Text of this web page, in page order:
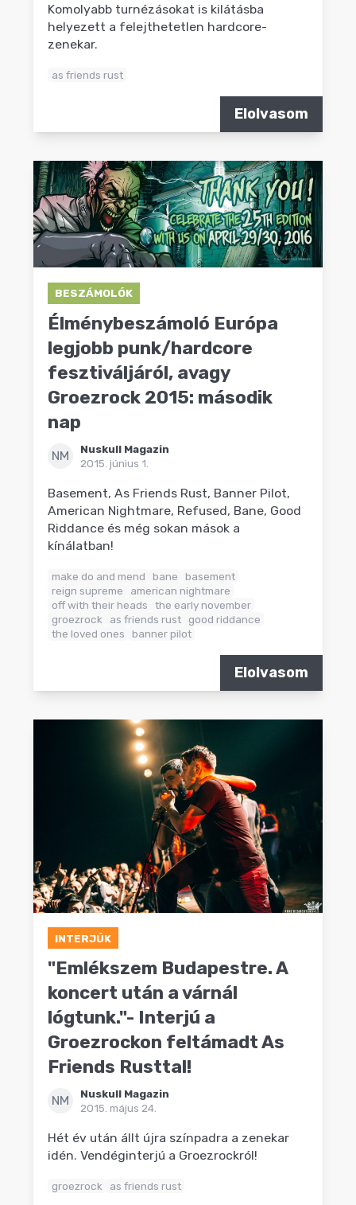
Komolyabb turnézásokat is kilátásba
helyezett a felejthetetlen hardcore-
zenekar.
as friends rust
Elolvasom
BESZÁMOLÓK
Élménybeszámoló Európa
legjobb punk/hardcore
fesztiváljáról, avagy
Groezrock 2015: második
nap
NM
Nuskull Magazin
2015. június 1.
Basement, As Friends Rust, Banner Pilot,
American Nightmare, Refused, Bane, Good
Riddance és még sokan mások a
kínálatban!
make do and mend bane
basement
reign supreme
american nightmare
off with their heads
the early november
groezrock
as friends rust
good riddance
the loved ones
banner pilot
Elolvasom
INTERJÚK
"Emlékszem Budapestre. A
koncert után a várnál
lógtunk."- Interjú a
Groezrockon feltámadt As
Friends Rusttal!
NM
Nuskull Magazin
2015. május 24.
Hét év után állt újra színpadra a zenekar
idén. Vendéginterjú a Groezrockról!
groezrock as friends rust